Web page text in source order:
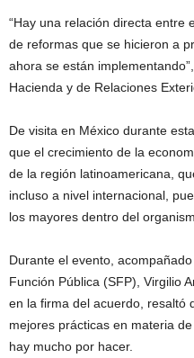
“Hay una relación directa entre
de reformas que se hicieron a
ahora se están
Hacienda y de Relaciones
De visita en México durante
que el crecimiento de la
de la región latinoamericana,
incluso a nivel internacional,
los mayores dentro del
Durante el evento,
Función Pública (SFP), Virgilio
en la firma del acuerdo, resaltó
mejores prácticas en materia
hay mucho por hacer.